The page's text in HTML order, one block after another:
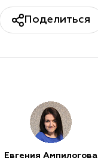
Поделиться
Евгения Ампилогова